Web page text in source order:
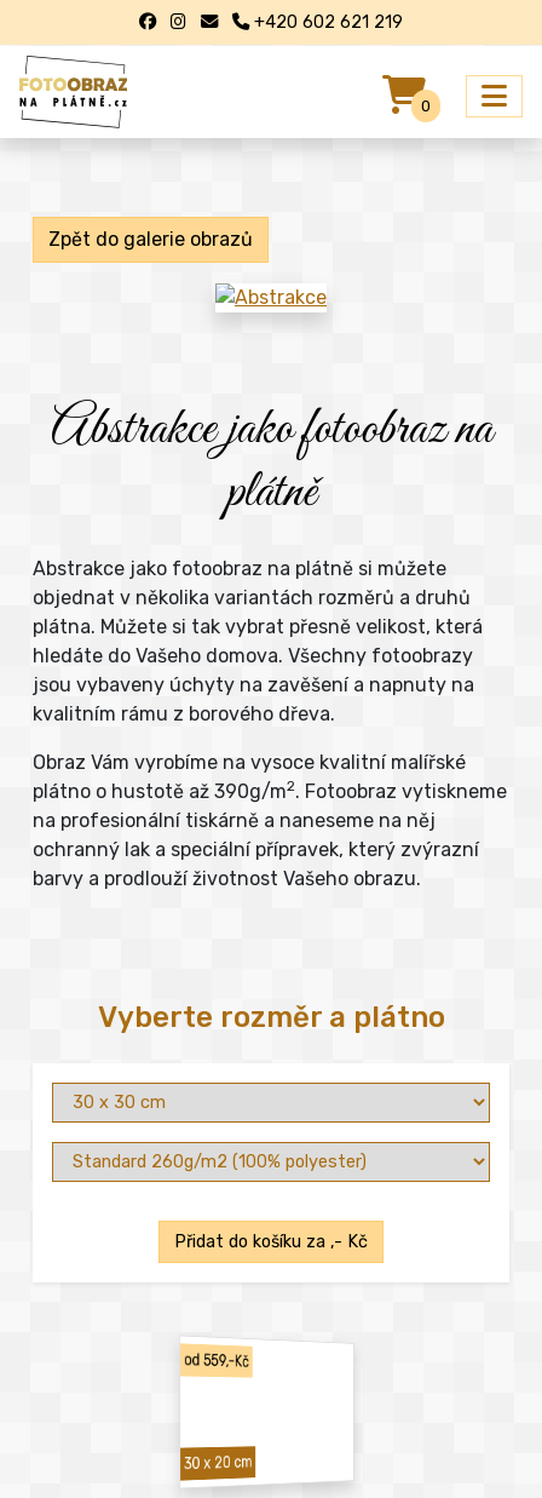
+420 602 621 219
0
Zpět do galerie obrazů
Abstrakce jako fotoobraz na
plátně
Abstrakce jako fotoobraz na plátně si můžete
objednat v několika variantách rozměrů a druhů
plátna. Můžete si tak vybrat přesně velikost, která
hledáte do Vašeho domova. Všechny fotoobrazy
jsou vybaveny úchyty na zavěšení a napnuty na
kvalitním rámu z borového dřeva.
Obraz Vám vyrobíme na vysoce kvalitní malířské
plátno o hustotě až 390g/m2. Fotoobraz vytiskneme
na profesionální tiskárně a naneseme na něj
ochranný lak a speciální přípravek, který zvýrazní
barvy a prodlouží životnost Vašeho obrazu.
Vyberte rozměr a plátno
Přidat do košíku za ,- Kč
od 559,-Kč
30 x 20 cm